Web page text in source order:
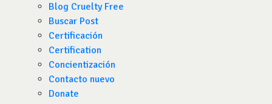
Blog Cruelty Free
Buscar Post
Certificación
Certification
Concientización
Contacto nuevo
Donate